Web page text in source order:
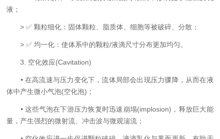
液；
> ✅ 颗粒细化：固体颗粒、脂质体、细胞等被破碎、分散；
> ✅ 均一化：使体系中的颗粒/液滴尺寸分布更加均匀。
3. 空化效应(Cavitation)
• 在高流速与压力变化下，流体局部会出现压力骤降，从而在液
体中产生微小气泡(空化泡)；
• 这些气泡在下游压力恢复时迅速崩塌(implosion)，释放巨大能
量，产生强烈的微射流、冲击波与微观湍流；